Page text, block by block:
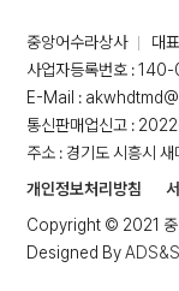
중앙어수라상사
대
사업자등록번호 :
E-Mail :
통신판매업신고 :
주소 : 경기도 시흥시
개인정보처리방침
Copyright © 2021 중
Designed By